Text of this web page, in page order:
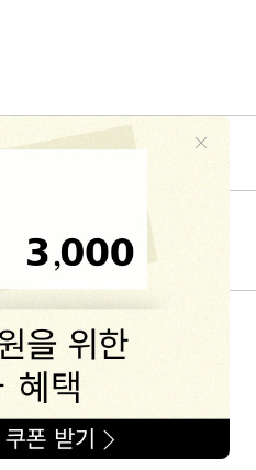
GUIDE
이지 중반 info란에 고지)